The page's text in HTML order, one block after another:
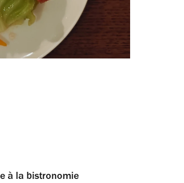
à la bistronomie